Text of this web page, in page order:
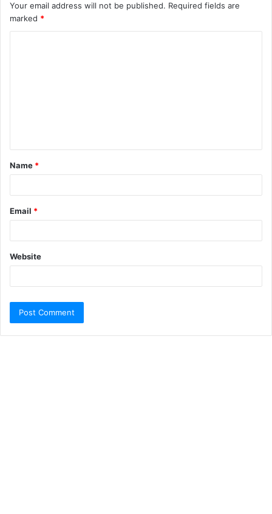
Your email address will not be published. Required fields are
marked *
Name *
Email *
Website